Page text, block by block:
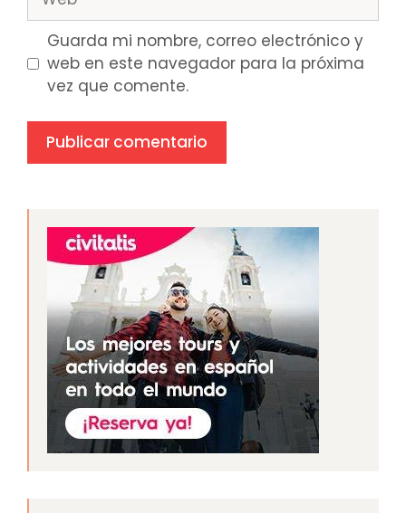
Guarda mi nombre, correo electrónico y
web en este navegador para la próxima
vez que comente.